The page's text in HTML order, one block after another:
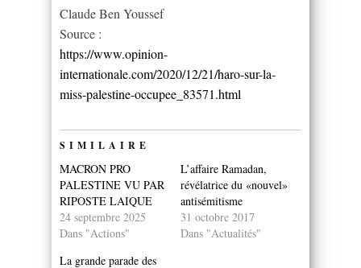
Claude Ben Youssef
Source :
https://www.opinion-
internationale.com/2020/12/21/haro-sur-la-
miss-palestine-occupee_83571.html
SIMILAIRE
MACRON PRO
PALESTINE VU PAR
RIPOSTE LAIQUE
24 septembre 2025
Dans "Actions"
L’affaire Ramadan,
révélatrice du «nouvel»
antisémitisme
31 octobre 2017
Dans "Actualités"
La grande parade des